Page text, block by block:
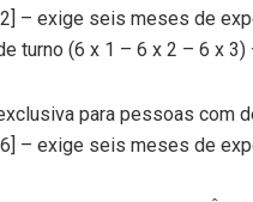
– exige seis meses de
turno (6 x 1 – 6 x 2 – 6 x 3)
para pessoas com
– exige seis meses de